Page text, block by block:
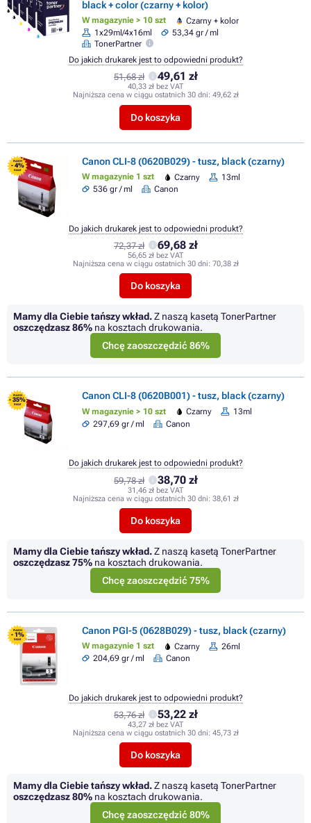
black + color (czarny + kolor)
W magazynie > 10 szt
Czarny + kolor
1x29ml/4x16ml
53,34 gr / ml
TonerPartner
51,68 zł 49,61 zł
40,33 zł bez VAT
Najniższa cena w ciągu ostatnich 30 dni: 49,62 zł
Do koszyka
Do jakich drukarek jest to odpowiedni produkt?
FLASH
- 4%
SALE
Canon CLI-8 (0620B029) - tusz, black (czarny)
W magazynie 1 szt Czarny
13ml
536 gr / ml
Canon
72,37 zł 69,68 zł
56,65 zł bez VAT
Najniższa cena w ciągu ostatnich 30 dni: 70,38 zł
Do koszyka
Do jakich drukarek jest to odpowiedni produkt?
Mamy dla Ciebie tańszy wkład.Z naszą kasetą TonerPartner
oszczędzasz86% na kosztach drukowania.
Chcę zaoszczędzić 86%
FLASH
- 35%
SALE
Canon CLI-8 (0620B001) - tusz, black (czarny)
W magazynie > 10 szt Czarny
13ml
297,69 gr / ml
Canon
59,78 zł 38,70 zł
31,46 zł bez VAT
Najniższa cena w ciągu ostatnich 30 dni: 38,61 zł
Do koszyka
Do jakich drukarek jest to odpowiedni produkt?
Mamy dla Ciebie tańszy wkład.Z naszą kasetą TonerPartner
oszczędzasz75% na kosztach drukowania.
Chcę zaoszczędzić 75%
FLASH
- 1%
SALE
Canon PGI-5 (0628B029) - tusz, black (czarny)
W magazynie 1 szt Czarny
26ml
204,69 gr / ml
Canon
53,76 zł 53,22 zł
43,27 zł bez VAT
Najniższa cena w ciągu ostatnich 30 dni: 45,73 zł
Do koszyka
Do jakich drukarek jest to odpowiedni produkt?
Mamy dla Ciebie tańszy wkład.Z naszą kasetą TonerPartner
oszczędzasz80% na kosztach drukowania.
Chcę zaoszczędzić 80%